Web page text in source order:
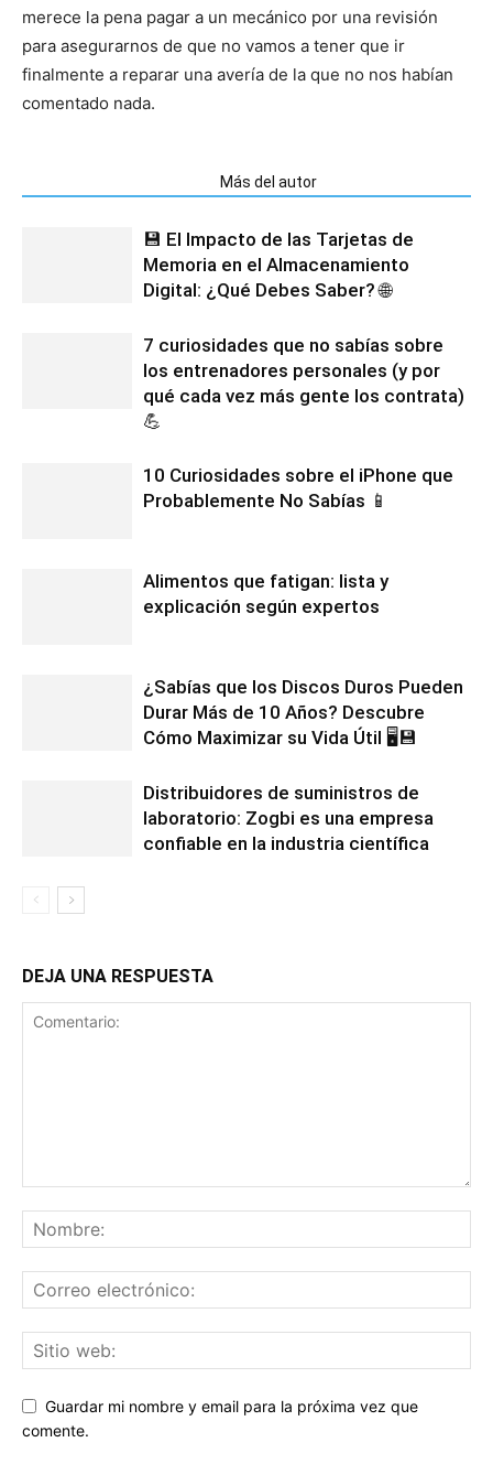
merece la pena pagar a un mecánico por una revisión
para asegurarnos de que no vamos a tener que ir
finalmente a reparar una avería de la que no nos habían
comentado nada.
Más del autor
💾 El Impacto de las Tarjetas de
Memoria en el Almacenamiento
Digital: ¿Qué Debes Saber? 🌐
7 curiosidades que no sabías sobre
los entrenadores personales (y por
qué cada vez más gente los contrata)
💪
10 Curiosidades sobre el iPhone que
Probablemente No Sabías 📱
Alimentos que fatigan: lista y
explicación según expertos
¿Sabías que los Discos Duros Pueden
Durar Más de 10 Años? Descubre
Cómo Maximizar su Vida Útil 🖥️💾
Distribuidores de suministros de
laboratorio: Zogbi es una empresa
confiable en la industria científica
DEJA UNA RESPUESTA
Guardar mi nombre y email para la próxima vez que
comente.